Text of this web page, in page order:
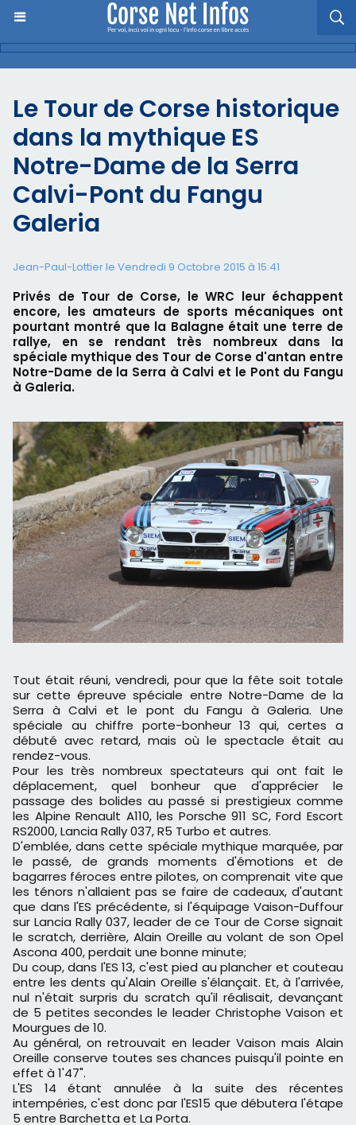
Le Tour de Corse historique
dans la mythique ES
Notre-Dame de la Serra
Calvi-Pont du Fangu
Galeria
Jean-Paul-Lottier le Vendredi 9 Octobre 2015 à 15:41
Privés de Tour de Corse, le WRC leur échappent
encore, les amateurs de sports mécaniques ont
pourtant montré que la Balagne était une terre de
rallye, en se rendant très nombreux dans la
spéciale mythique des Tour de Corse d'antan entre
Notre-Dame de la Serra à Calvi et le Pont du Fangu
à Galeria.
Tout était réuni, vendredi, pour que la fête soit totale
sur cette épreuve spéciale entre Notre-Dame de la
Serra à Calvi et le pont du Fangu à Galeria. Une
spéciale au chiffre porte-bonheur 13 qui, certes a
débuté avec retard, mais où le spectacle était au
rendez-vous.
Pour les très nombreux spectateurs qui ont fait le
déplacement, quel bonheur que d'apprécier le
passage des bolides au passé si prestigieux comme
les Alpine Renault A110, les Porsche 911 SC, Ford Escort
RS2000, Lancia Rally 037, R5 Turbo et autres.
D'emblée, dans cette spéciale mythique marquée, par
le passé, de grands moments d'émotions et de
bagarres féroces entre pilotes, on comprenait vite que
les ténors n'allaient pas se faire de cadeaux, d'autant
que dans l'ES précédente, si l'équipage Vaison-Duffour
sur Lancia Rally 037, leader de ce Tour de Corse signait
le scratch, derrière, Alain Oreille au volant de son Opel
Ascona 400, perdait une bonne minute;
Du coup, dans l'ES 13, c'est pied au plancher et couteau
entre les dents qu'Alain Oreille s'élançait. Et, à l'arrivée,
nul n'était surpris du scratch qu'il réalisait, devançant
de 5 petites secondes le leader Christophe Vaison et
Mourgues de 10.
Au général, on retrouvait en leader Vaison mais Alain
Oreille conserve toutes ses chances puisqu'il pointe en
effet à 1'47".
L'ES 14 étant annulée à la suite des récentes
intempéries, c'est donc par l'ES15 que débutera l'étape
5 entre Barchetta et La Porta.